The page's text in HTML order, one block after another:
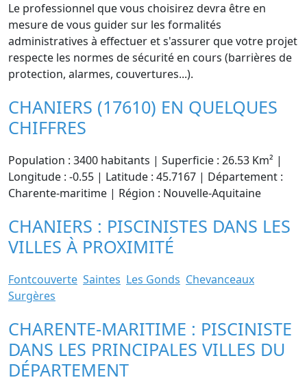
Le professionnel que vous choisirez devra être en
mesure de vous guider sur les formalités
administratives à effectuer et s'assurer que votre projet
respecte les normes de sécurité en cours (barrières de
protection, alarmes, couvertures...).
CHANIERS (17610) EN QUELQUES
CHIFFRES
Population : 3400 habitants | Superficie : 26.53 Km² |
Longitude : -0.55 | Latitude : 45.7167 | Département :
Charente-maritime | Région : Nouvelle-Aquitaine
CHANIERS : PISCINISTES DANS LES
VILLES À PROXIMITÉ
Fontcouverte Saintes Les Gonds Chevanceaux
Surgères
CHARENTE-MARITIME : PISCINISTE
DANS LES PRINCIPALES VILLES DU
DÉPARTEMENT